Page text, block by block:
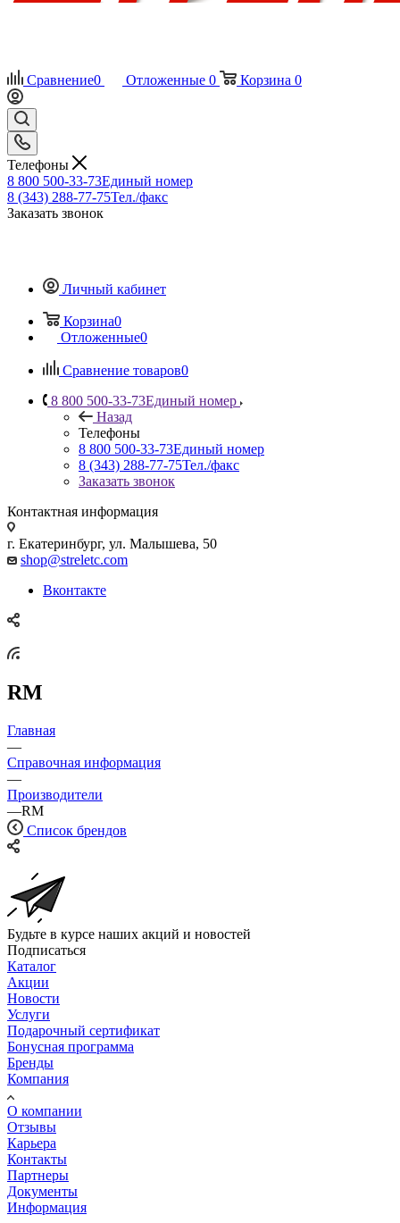
Сравнение0 Отложенные 0 Корзина 0
Телефоны
8 800 500-33-73Единый номер
8 (343) 288-77-75Тел./факс
Заказать звонок
Личный кабинет
Корзина0
Отложенные0
Сравнение товаров0
8 800 500-33-73Единый номер
Назад
Телефоны
8 800 500-33-73Единый номер
8 (343) 288-77-75Тел./факс
Заказать звонок
Контактная информация
г. Екатеринбург, ул. Малышева, 50
shop@streletc.com
Вконтакте
RM
Главная
—
Справочная информация
—
Производители
—RM
Список брендов
Будьте в курсе наших акций и новостей
Подписаться
Каталог
Акции
Новости
Услуги
Подарочный сертификат
Бонусная программа
Бренды
Компания
О компании
Отзывы
Карьера
Контакты
Партнеры
Документы
Информация